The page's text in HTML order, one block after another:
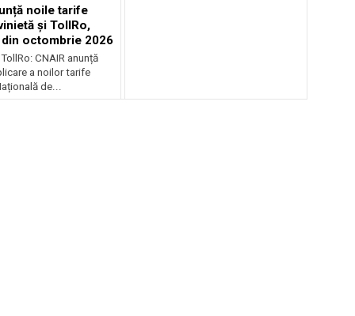
noile tarife
și TollRo,
octombrie 2026
CNAIR anunță
a noilor tarife
de...